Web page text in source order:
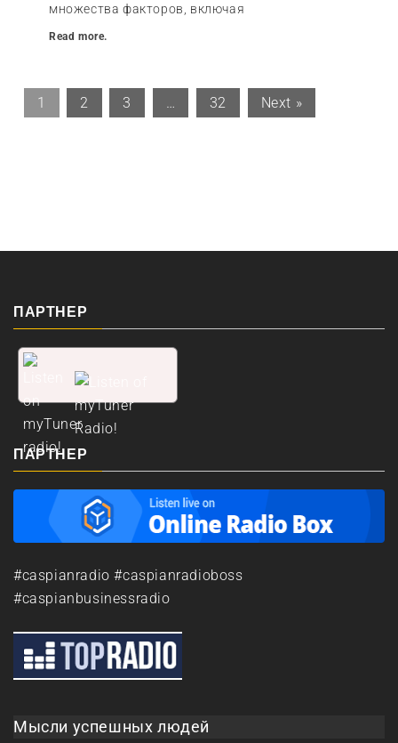
множества факторов, включая
Read more.
1 2 3 … 32 Next »
ПАРТНЕР
ПАРТНЕР
#caspianradio #caspianradioboss
#caspianbusinessradio
Мысли успешных людей